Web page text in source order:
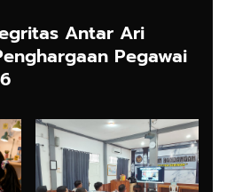
Antar Ari
Pegawai